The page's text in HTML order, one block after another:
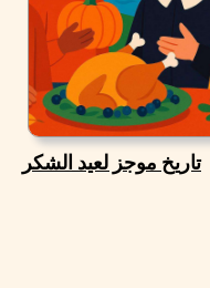
تاريخ موجز لعيد الشكر